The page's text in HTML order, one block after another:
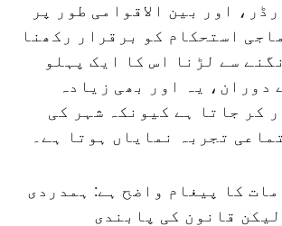
اور بین الاقوامی طور پر
استحکام کو برقرار رکھنا
سے لڑنا اس کا ایک پہلو
دوران، یہ اور بھی زیادہ
کر جاتا ہے کیونکہ شہر کی
تجربہ نمایاں ہوتا ہے۔
کا پیغام واضح ہے: ہمدردی
قانون کی پابندی